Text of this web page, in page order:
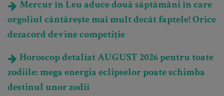
Mercur în Leu aduce două săptămâni în care
orgoliul cântărește mai mult decât faptele! Orice
dezacord devine competiție
Horoscop detaliat AUGUST 2026 pentru toate
zodiile: mega energia eclipselor poate schimba
destinul unor zodii